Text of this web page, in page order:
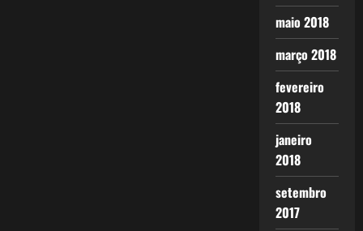
maio 2018
março 2018
fevereiro
2018
janeiro
2018
setembro
2017